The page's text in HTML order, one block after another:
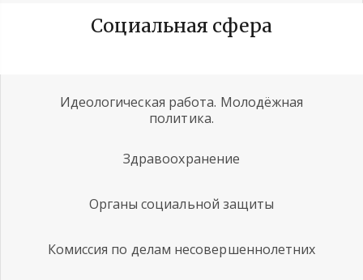
Социальная сфера
Идеологическая работа. Молодёжная
политика.
Здравоохранение
Органы социальной защиты
Комиссия по делам несовершеннолетних